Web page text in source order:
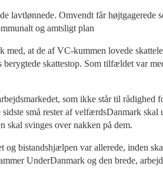
lavtlønnede. Omvendt får højtgagerede
og amtsligt plan
at de af VC-kummen lovede
skattestop. Som tilfældet var
som ikke står til rådighed
små rester af velfærdsDanmark
skal svinges over nakken på dem.
bistandshjælpen var allerede, inden
UnderDanmark og den brede,